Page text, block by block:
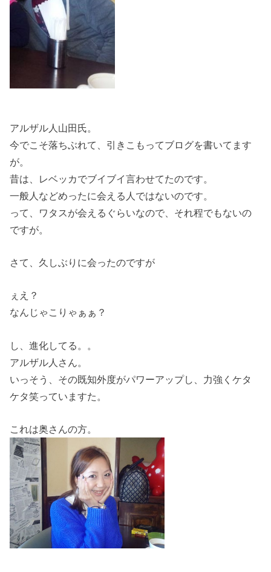
アルザル人山田氏。
今でこそ落ちぶれて、引きこもってブログを書いてます
が。
昔は、レベッカでブイブイ言わせてたのです。
一般人などめったに会える人ではないのです。
って、ワタスが会えるぐらいなので、それ程でもないの
ですが。
さて、久しぶりに会ったのですが
ぇえ？
なんじゃこりゃぁぁ？
し、進化してる。。
アルザル人さん。
いっそう、その既知外度がパワーアップし、力強くケタ
ケタ笑っていますた。
これは奥さんの方。